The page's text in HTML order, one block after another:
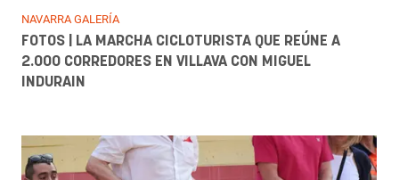
NAVARRA GALERÍA
FOTOS | LA MARCHA CICLOTURISTA QUE REÚNE A
2.000 CORREDORES EN VILLAVA CON MIGUEL
INDURAIN